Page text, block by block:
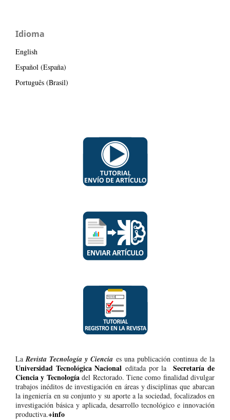
Idioma
English
Español (España)
Português (Brasil)
LaRevista Tecnología y Ciencia es una publicación continua de la
Universidad Tecnológica Nacional editada por laSecretaría de
Ciencia y Tecnologíadel Rectorado. Tiene como finalidad divulgar
trabajos inéditos de investigación en áreas y disciplinas que abarcan
la ingeniería en su conjunto y su aporte a la sociedad, focalizados en
investigación básica y aplicada, desarrollo tecnológico e innovación
productiva.+info